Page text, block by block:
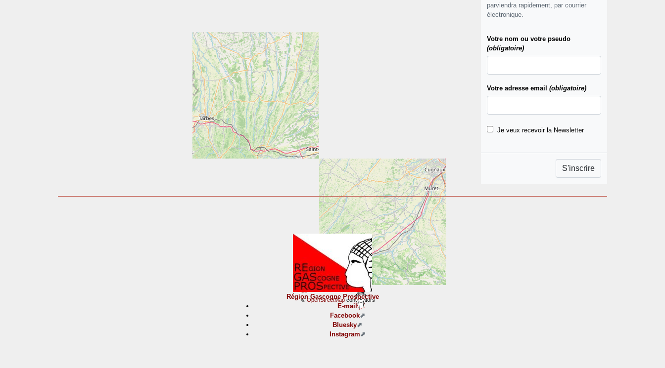
+−
©OpenStreetMapcontributors
parviendra rapidement, par courrier
électronique.
Votre nom ou votre pseudo
(obligatoire)
Votre adresse email (obligatoire)
Je veux recevoir la Newsletter
Région Gascogne Prospective
E-mail
Facebook
Bluesky
Instagram